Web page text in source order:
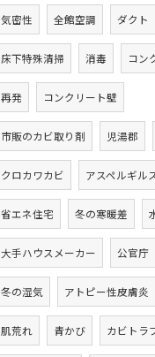
気密性 全館空調 ダクト
床下特殊清掃 消毒 コン
再発 コンクリート壁
市販のカビ取り剤 児湯郡
クロカワカビ アスペルギル
省エネ住宅 冬の寒暖差
大手ハウスメーカー 公官庁
冬の湿気 アトピー性皮膚炎
肌荒れ 青かび カビトラ